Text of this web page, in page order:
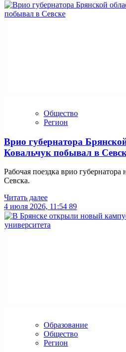
Общество
Регион
Врио губернатора
Ковальчук побывал в
Рабочая поездка врио губернатора
Севска.
Читать далее
4 июля 2026, 11:54 89
Образование
Общество
Регион